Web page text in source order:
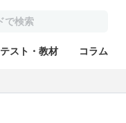
テスト・教材 コラム